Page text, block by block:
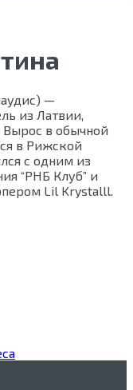
—
из Латвии,
Вырос в обычной
в Рижской
с одним из
“РНБ Клуб” и
Lil Krystalll.